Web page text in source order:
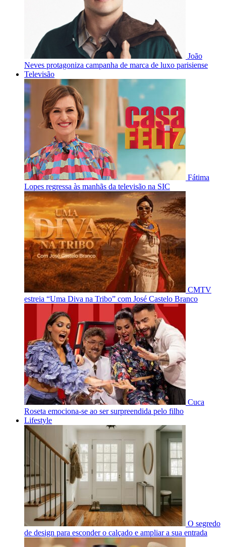
João
Neves protagoniza campanha de marca de luxo parisiense
Televisão
Fátima
Lopes regressa às manhãs da televisão na SIC
CMTV
estreia “Uma Diva na Tribo” com José Castelo Branco
Cuca
Roseta emociona-se ao ser surpreendida pelo filho
Lifestyle
O segredo
de design para esconder o calçado e ampliar a sua entrada